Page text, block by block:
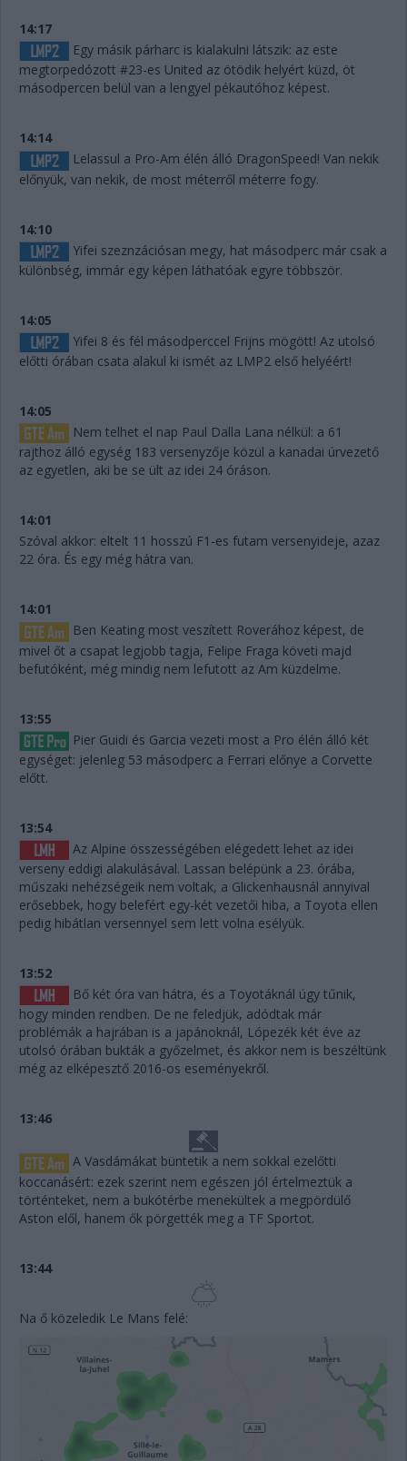
14:17
Egy másik párharc is kialakulni látszik: az este
megtorpedózott #23-es United az ötödik helyért küzd, öt
másodpercen belül van a lengyel pékautóhoz képest.
14:14
Lelassul a Pro-Am élén álló DragonSpeed! Van nekik
előnyük, van nekik, de most méterről méterre fogy.
14:10
Yifei szeznzációsan megy, hat másodperc már csak a
különbség, immár egy képen láthatóak egyre többször.
14:05
Yifei 8 és fél másodperccel Frijns mögött! Az utolsó
előtti órában csata alakul ki ismét az LMP2 első helyéért!
14:05
Nem telhet el nap Paul Dalla Lana nélkül: a 61
rajthoz álló egység 183 versenyzője közül a kanadai úrvezető
az egyetlen, aki be se ült az idei 24 óráson.
14:01
Szóval akkor: eltelt 11 hosszú F1-es futam versenyideje, azaz
22 óra. És egy még hátra van.
14:01
Ben Keating most veszített Roverához képest, de
mivel őt a csapat legjobb tagja, Felipe Fraga követi majd
befutóként, még mindig nem lefutott az Am küzdelme.
13:55
Pier Guidi és Garcia vezeti most a Pro élén álló két
egységet: jelenleg 53 másodperc a Ferrari előnye a Corvette
előtt.
13:54
Az Alpine összességében elégedett lehet az idei
verseny eddigi alakulásával. Lassan belépünk a 23. órába,
műszaki nehézségeik nem voltak, a Glickenhausnál annyival
erősebbek, hogy belefért egy-két vezetői hiba, a Toyota ellen
pedig hibátlan versennyel sem lett volna esélyük.
13:52
Bő két óra van hátra, és a Toyotáknál úgy tűnik,
hogy minden rendben. De ne feledjük, adódtak már
problémák a hajrában is a japánoknál, Lópezék két éve az
utolsó órában bukták a győzelmet, és akkor nem is beszéltünk
még az elképesztő 2016-os eseményekről.
13:46
A Vasdámákat büntetik a nem sokkal ezelőtti
koccanásért: ezek szerint nem egészen jól értelmeztük a
történteket, nem a bukótérbe menekültek a megpördülő
Aston elől, hanem ők pörgették meg a TF Sportot.
13:44
Na ő közeledik Le Mans felé: